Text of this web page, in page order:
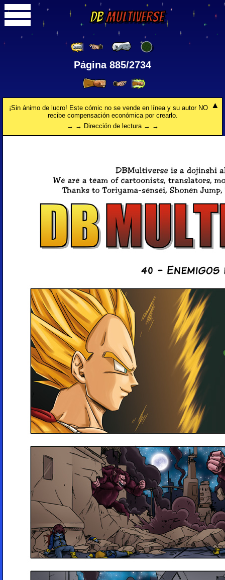
DBMultiverse
Página 885/2734
¡Sin ánimo de lucro! Este cómic no se vende en línea y su autor NO
recibe compensación económica por crearlo.
→ → Dirección de lectura → →